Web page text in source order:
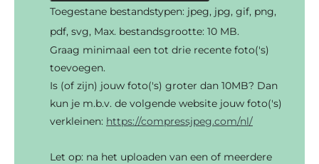
Toegestane bestandstypen: jpeg, jpg, gif, png,
pdf, svg, Max. bestandsgrootte: 10 MB.
Graag minimaal een tot drie recente foto('s)
toevoegen.
Is (of zijn) jouw foto('s) groter dan 10MB? Dan
kun je m.b.v. de volgende website jouw foto('s)
verkleinen: https://compressjpeg.com/nl/
Let op: na het uploaden van een of meerdere